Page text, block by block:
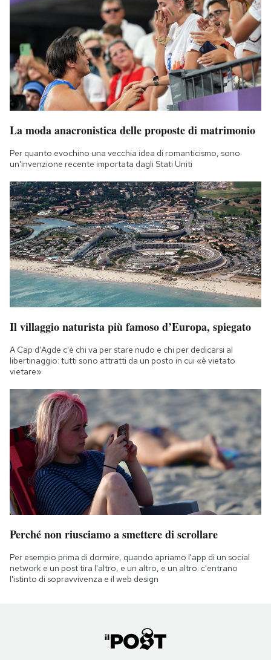
La moda anacronistica delle proposte di matrimonio
Per quanto evochino una vecchia idea di romanticismo, sono
un'invenzione recente importata dagli Stati Uniti
Il villaggio naturista più famoso d’Europa, spiegato
A Cap d'Agde c'è chi va per stare nudo e chi per dedicarsi al
libertinaggio: tutti sono attratti da un posto in cui «è vietato
vietare»
Perché non riusciamo a smettere di scrollare
Per esempio prima di dormire, quando apriamo l'app di un social
network e un post tira l'altro, e un altro, e un altro: c'entrano
l'istinto di sopravvivenza e il web design